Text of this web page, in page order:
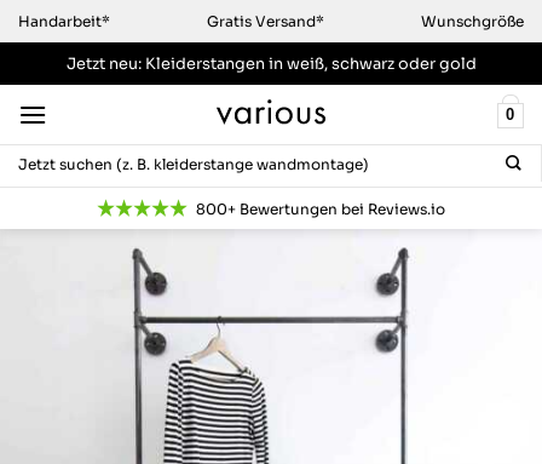
Zum
Inhalt
springen
Handarbeit* Gratis Versand* Wunschgröße
Jetzt neu: Kleiderstangenin weiß, schwarz oder gold
0
Suchen
nach:
800+ Bewertungen bei Reviews.io